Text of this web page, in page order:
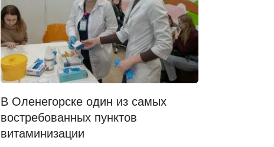
В Оленегорске один из самых
востребованных пунктов
витаминизации